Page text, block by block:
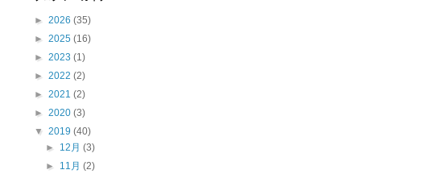
► 2026 (35)
► 2025 (16)
► 2023 (1)
► 2022 (2)
► 2021 (2)
► 2020 (3)
▼ 2019 (40)
► 12月(3)
► 11月(2)